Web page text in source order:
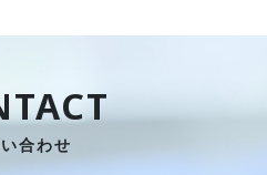
合わせ